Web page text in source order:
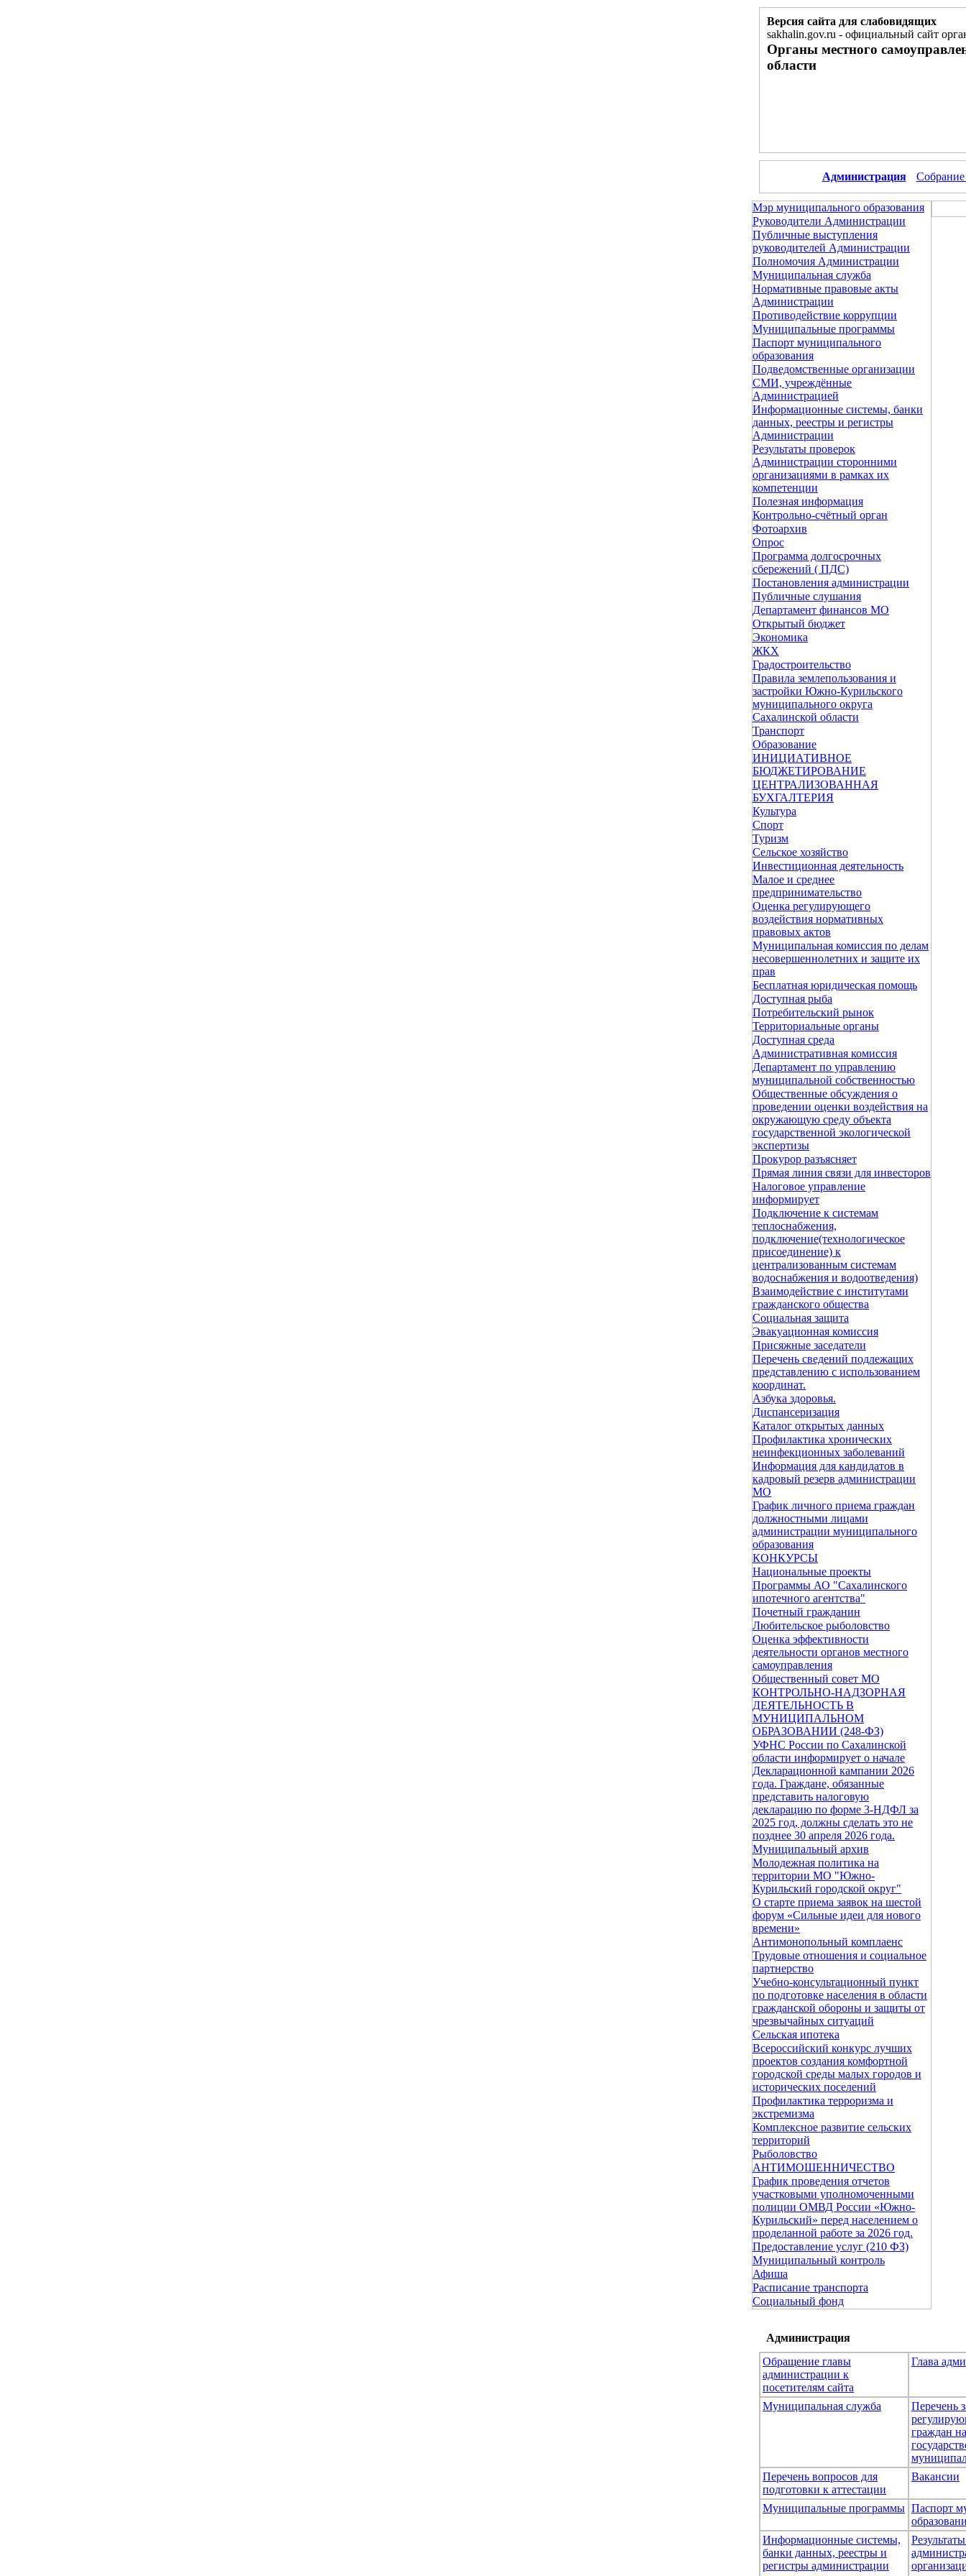
Версия сайта для слабовидящих
sakhalin.gov.ru - официальный сайт
Органы местного
области
Администрация Собрание
Мэр муниципального образования
Руководители Администрации
Публичные выступления
руководителей Администрации
Полномочия Администрации
Муниципальная служба
Нормативные правовые акты
Администрации
Противодействие коррупции
Муниципальные программы
Паспорт муниципального
образования
Подведомственные организации
СМИ, учреждённые
Администрацией
Информационные системы, банки
данных, реестры и регистры
Администрации
Результаты проверок
Администрации сторонними
организациями в рамках их
компетенции
Полезная информация
Контрольно-счётный орган
Фотоархив
Опрос
Программа долгосрочных
сбережений ( ПДС)
Постановления администрации
Публичные слушания
Департамент финансов МО
Открытый бюджет
Экономика
ЖКХ
Градостроительство
Правила землепользования и
застройки Южно-Курильского
муниципального округа
Сахалинской области
Транспорт
Образование
ИНИЦИАТИВНОЕ
БЮДЖЕТИРОВАНИЕ
ЦЕНТРАЛИЗОВАННАЯ
БУХГАЛТЕРИЯ
Культура
Спорт
Туризм
Сельское хозяйство
Инвестиционная деятельность
Малое и среднее
предпринимательство
Оценка регулирующего
воздействия нормативных
правовых актов
Муниципальная комиссия по делам
несовершеннолетних и защите их
прав
Бесплатная юридическая помощь
Доступная рыба
Потребительский рынок
Территориальные органы
Доступная среда
Административная комиссия
Департамент по управлению
муниципальной собственностью
Общественные обсуждения о
проведении оценки воздействия на
окружающую среду объекта
государственной экологической
экспертизы
Прокурор разъясняет
Прямая линия связи для инвесторов
Налоговое управление
информирует
Подключение к системам
теплоснабжения,
подключение(технологическое
присоединение) к
централизованным системам
водоснабжения и водоотведения)
Взаимодействие с институтами
гражданского общества
Социальная защита
Эвакуационная комиссия
Присяжные заседатели
Перечень сведений подлежащих
представлению с использованием
координат.
Азбука здоровья.
Диспансеризация
Каталог открытых данных
Профилактика хронических
неинфекционных заболеваний
Информация для кандидатов в
кадровый резерв администрации
МО
График личного приема граждан
должностными лицами
администрации муниципального
образования
КОНКУРСЫ
Национальные проекты
Программы АО "Сахалинского
ипотечного агентства"
Почетный гражданин
Любительское рыболовство
Оценка эффективности
деятельности органов местного
самоуправления
Общественный совет МО
КОНТРОЛЬНО-НАДЗОРНАЯ
ДЕЯТЕЛЬНОСТЬ В
МУНИЦИПАЛЬНОМ
ОБРАЗОВАНИИ (248-ФЗ)
УФНС России по Сахалинской
области информирует о начале
Декларационной кампании 2026
года. Граждане, обязанные
представить налоговую
декларацию по форме 3-НДФЛ за
2025 год, должны сделать это не
позднее 30 апреля 2026 года.
Муниципальный архив
Молодежная политика на
территории МО "Южно-
Курильский городской округ"
О старте приема заявок на шестой
форум «Сильные идеи для нового
времени»
Антимонопольный комплаенс
Трудовые отношения и социальное
партнерство
Учебно-консультационный пункт
по подготовке населения в области
гражданской обороны и защиты от
чрезвычайных ситуаций
Сельская ипотека
Всероссийский конкурс лучших
проектов создания комфортной
городской среды малых городов и
исторических поселений
Профилактика терроризма и
экстремизма
Комплексное развитие сельских
территорий
Рыболовство
АНТИМОШЕННИЧЕСТВО
График проведения отчетов
участковыми уполномоченными
полиции ОМВД России «Южно-
Курильский» перед населением о
проделанной работе за 2026 год.
Предоставление услуг (210 ФЗ)
Муниципальный контроль
Афиша
Расписание транспорта
Социальный фонд
Администрация
Обращение главы
администрации к
посетителям сайта
Глава
Муниципальная служба
Перечень
граждан на
Перечень вопросов для
подготовки к аттестации
Вакансии
Муниципальные программы Паспорт
Информационные системы,
банки данных, реестры и
регистры администрации